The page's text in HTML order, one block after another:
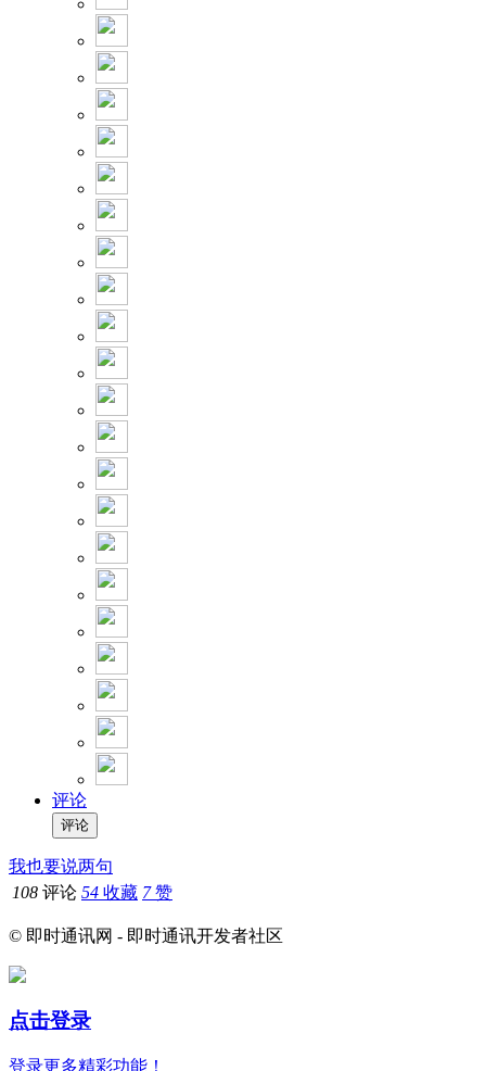
评论
我也要说两句
108 评论 54 收藏 7赞
© 即时通讯网 - 即时通讯开发者社区
点击登录
登录更多精彩功能！